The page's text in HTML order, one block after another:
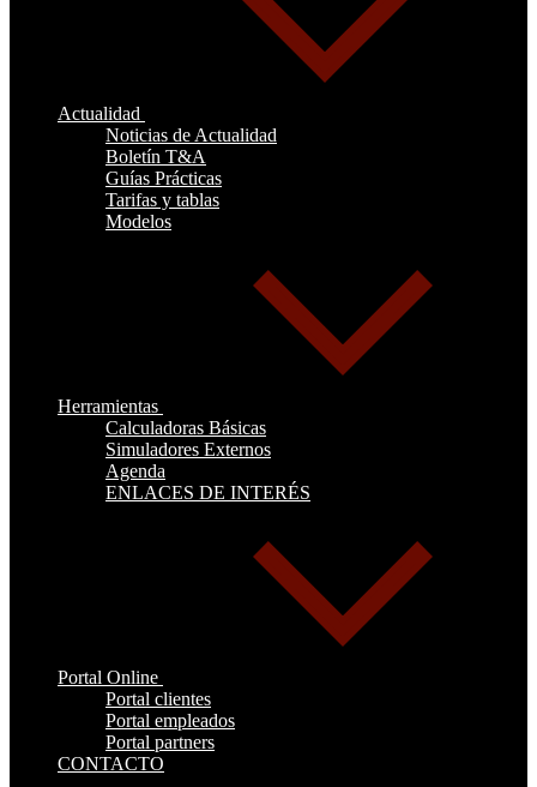
Actualidad
Noticias de Actualidad
Boletín T&A
Guías Prácticas
Tarifas y tablas
Modelos
Herramientas
Calculadoras Básicas
Simuladores Externos
Agenda
ENLACES DE INTERÉS
Portal Online
Portal clientes
Portal empleados
Portal partners
CONTACTO